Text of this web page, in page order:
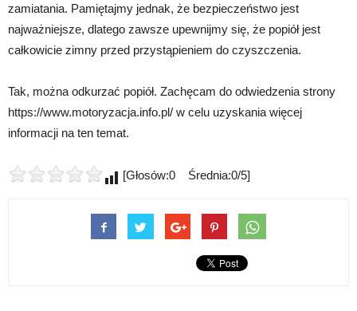
zamiatania. Pamiętajmy jednak, że bezpieczeństwo jest
najważniejsze, dlatego zawsze upewnijmy się, że popiół jest
całkowicie zimny przed przystąpieniem do czyszczenia.
Tak, można odkurzać popiół. Zachęcam do odwiedzenia strony
https://www.motoryzacja.info.pl/ w celu uzyskania więcej
informacji na ten temat.
[Głosów:0 Średnia:0/5]